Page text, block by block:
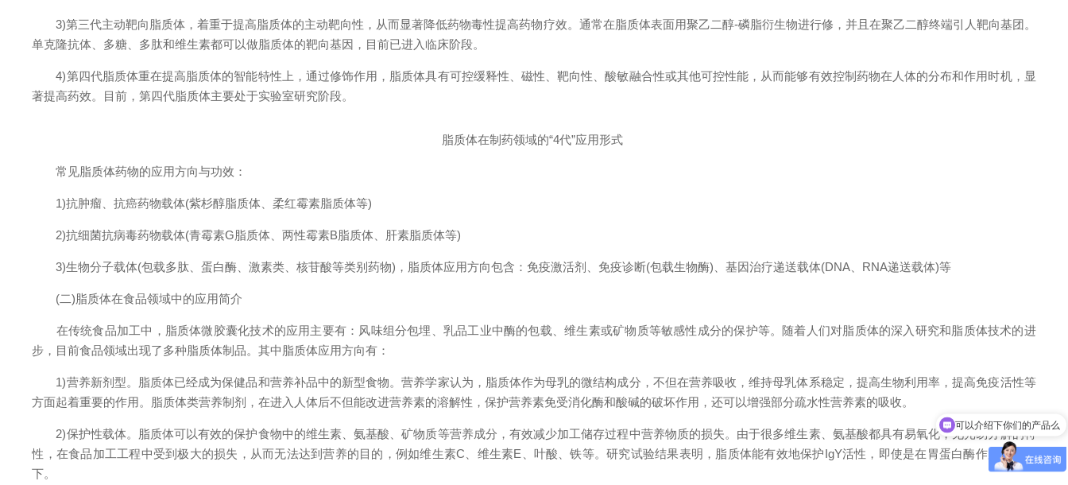
3)第三代主动靶向脂质体，着重于提高脂质体的主动靶向性，从而显著降低药物毒性提高药物疗效。通常在脂质体表面用聚乙二醇-磷脂衍生物进行修，并且在聚乙二醇终端引人靶向基团。
单克隆抗体、多糖、多肽和维生素都可以做脂质体的靶向基因，目前已进入临床阶段。
4)第四代脂质体重在提高脂质体的智能特性上，通过修饰作用，脂质体具有可控缓释性、磁性、靶向性、酸敏融合性或其他可控性能，从而能够有效控制药物在人体的分布和作用时机，显
著提高药效。目前，第四代脂质体主要处于实验室研究阶段。
脂质体在制药领域的“4代”应用形式
常见脂质体药物的应用方向与功效：
1)抗肿瘤、抗癌药物载体(紫杉醇脂质体、柔红霉素脂质体等)
2)抗细菌抗病毒药物载体(青霉素G脂质体、两性霉素B脂质体、肝素脂质体等)
3)生物分子载体(包载多肽、蛋白酶、激素类、核苷酸等类别药物)，脂质体应用方向包含：免疫激活剂、免疫诊断(包载生物酶)、基因治疗递送载体(DNA、RNA递送载体)等
(二)脂质体在食品领域中的应用简介
在传统食品加工中，脂质体微胶囊化技术的应用主要有：风味组分包埋、乳品工业中酶的包载、维生素或矿物质等敏感性成分的保护等。随着人们对脂质体的深入研究和脂质体技术的进
步，目前食品领域出现了多种脂质体制品。其中脂质体应用方向有：
1)营养新剂型。脂质体已经成为保健品和营养补品中的新型食物。营养学家认为，脂质体作为母乳的微结构成分，不但在营养吸收，维持母乳体系稳定，提高生物利用率，提高免疫活性等
方面起着重要的作用。脂质体类营养制剂，在进入人体后不但能改进营养素的溶解性，保护营养素免受消化酶和酸碱的破坏作用，还可以增强部分疏水性营养素的吸收。
2)保护性载体。脂质体可以有效的保护食物中的维生素、氨基酸、矿物质等营养成分，有效减少加工储存过程中营养物质的损失。由于很多维生素、氨基酸都具有易氧化，见光易分解的特
性，在食品加工工程中受到极大的损失，从而无法达到营养的目的，例如维生素C、维生素E、叶酸、铁等。研究试验结果表明，脂质体能有效地保护IgY活性，即使是在胃蛋白酶作用的环境
下。
可以介绍下你们的产品么